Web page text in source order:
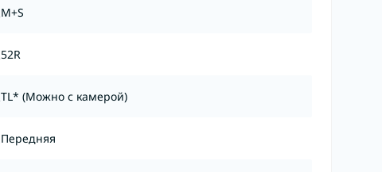
M+S
52R
TL* (Можно с камерой)
Передняя